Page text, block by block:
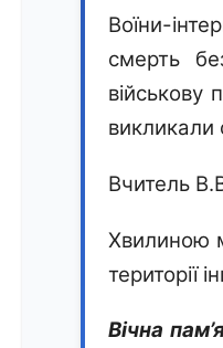
Воїни-
смерть
військову
викликали
Вчитель
Хвилиною
території
Вічна